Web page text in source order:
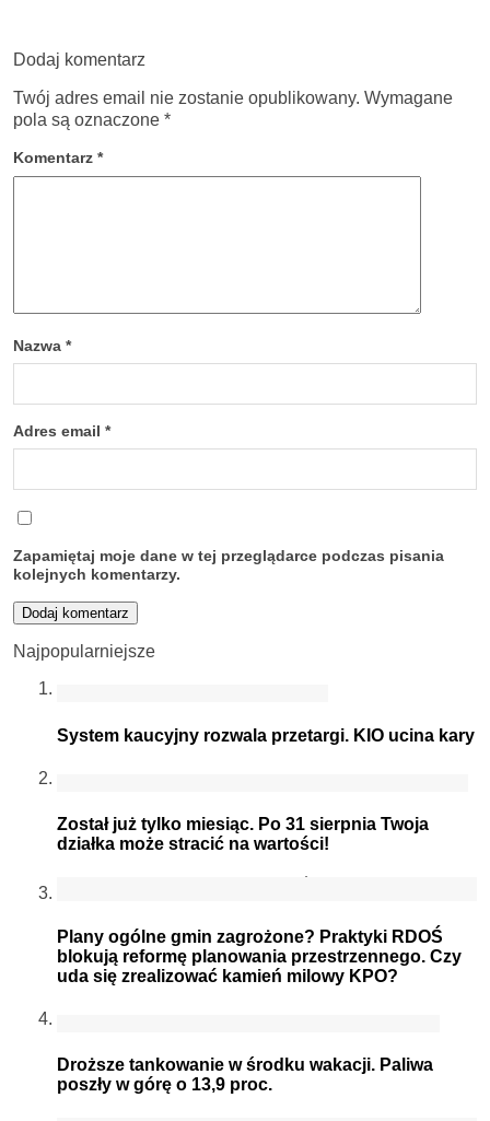
Dodaj komentarz
Twój adres email nie zostanie opublikowany. Wymagane
pola są oznaczone *
Komentarz *
Nazwa *
Adres email *
Zapamiętaj moje dane w tej przeglądarce podczas pisania
kolejnych komentarzy.
Najpopularniejsze
System kaucyjny rozwala przetargi. KIO ucina kary
Został już tylko miesiąc. Po 31 sierpnia Twoja
działka może stracić na wartości!
Plany ogólne gmin zagrożone? Praktyki RDOŚ
blokują reformę planowania przestrzennego. Czy
uda się zrealizować kamień milowy KPO?
Droższe tankowanie w środku wakacji. Paliwa
poszły w górę o 13,9 proc.